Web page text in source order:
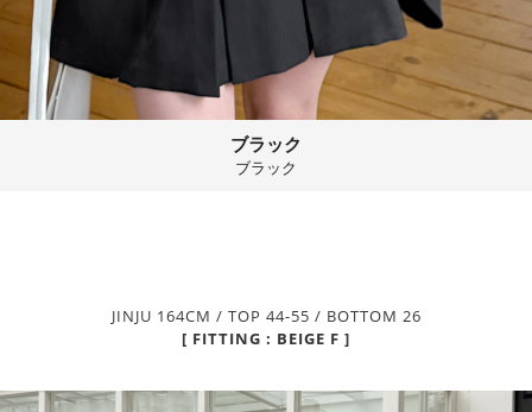
ブラック
ブラック
JINJU 164CM / TOP 44-55 / BOTTOM 26
[ FITTING : BEIGE F ]